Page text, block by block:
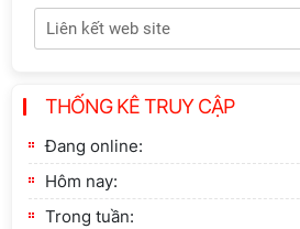
Tôn
sinh đào tạo trình độ tiến sĩ đợt 1
THỐNG KÊ TRUY CẬP
Đang online:
Hôm nay:
Trong tuần: